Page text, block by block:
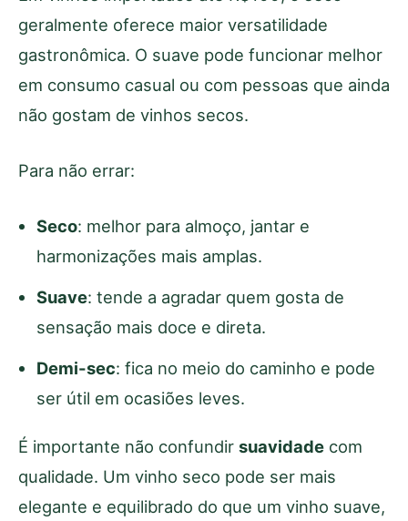
geralmente oferece maior versatilidade
gastronômica. O suave pode funcionar melhor
em consumo casual ou com pessoas que ainda
não gostam de vinhos secos.
Para não errar:
Seco: melhor para almoço, jantar e
harmonizações mais amplas.
Suave: tende a agradar quem gosta de
sensação mais doce e direta.
Demi-sec: fica no meio do caminho e pode
ser útil em ocasiões leves.
É importante não confundir suavidade com
qualidade. Um vinho seco pode ser mais
elegante e equilibrado do que um vinho suave,